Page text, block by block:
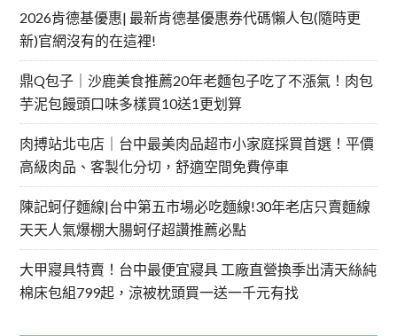
2026肯德基優惠| 最新肯德基優惠券代碼懶人包(隨時更
新)官網沒有的在這裡!
鼎Q包子｜沙鹿美食推薦20年老麵包子吃了不漲氣！肉包
芋泥包饅頭口味多樣買10送1更划算
肉搏站北屯店｜台中最美肉品超市小家庭採買首選！平價
高級肉品、客製化分切，舒適空間免費停車
陳記蚵仔麵線|台中第五市場必吃麵線!30年老店只賣麵線
天天人氣爆棚大腸蚵仔超讚推薦必點
大甲寢具特賣！台中最便宜寢具 工廠直營換季出清天絲純
棉床包組799起，涼被枕頭買一送一千元有找